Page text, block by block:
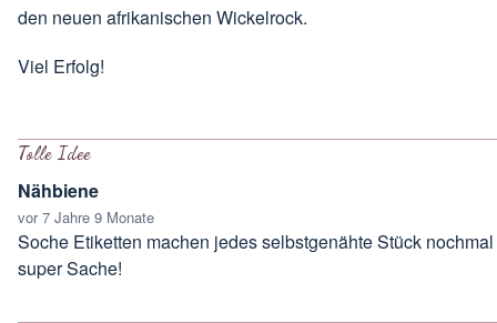
den neuen afrikanischen Wickelrock.
Viel Erfolg!
Tolle Idee
Nähbiene
vor 7 Jahre 9 Monate
Soche Etiketten machen jedes selbstgenähte Stück
super Sache!